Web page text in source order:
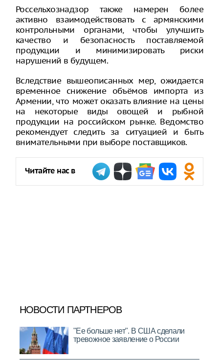
Россельхознадзор также намерен более
активно взаимодействовать с армянскими
контрольными органами, чтобы улучшить
качество и безопасность поставляемой
продукции и минимизировать риски
нарушений в будущем.
Вследствие вышеописанных мер, ожидается
временное снижение объёмов импорта из
Армении, что может оказать влияние на цены
на некоторые виды овощей и рыбной
продукции на российском рынке. Ведомство
рекомендует следить за ситуацией и быть
внимательными при выборе поставщиков.
Читайте нас в